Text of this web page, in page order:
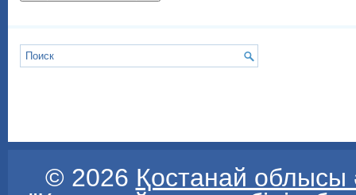
© 2026 Қостанай облысы